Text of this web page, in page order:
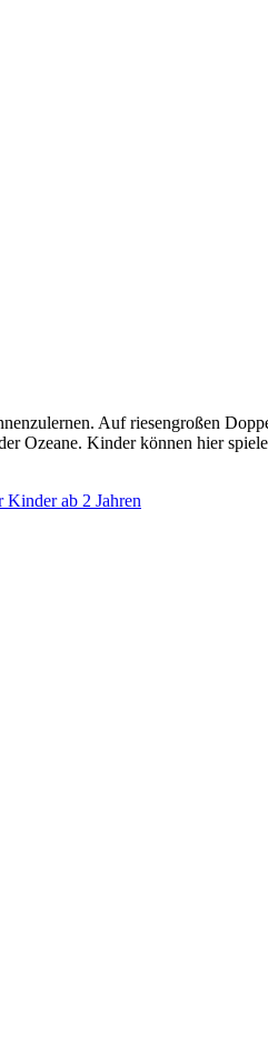
Auf riesengroßen
Ozeane. Kinder können hier
ab 2 Jahren